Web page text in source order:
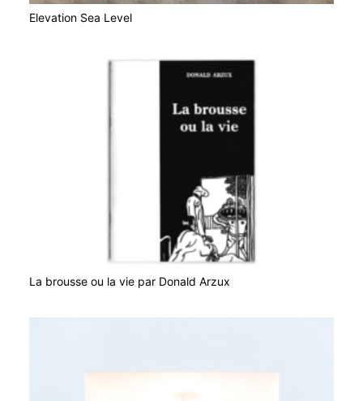
Elevation Sea Level
La brousse ou la vie par Donald Arzux